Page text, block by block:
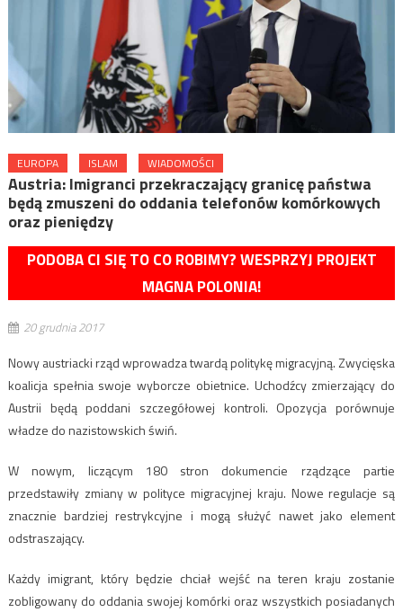
EUROPA ISLAM WIADOMOŚCI
Austria: Imigranci przekraczający granicę państwa
będą zmuszeni do oddania telefonów komórkowych
oraz pieniędzy
PODOBA CI SIĘ TO CO ROBIMY? WESPRZYJ PROJEKT
MAGNA POLONIA!
20 grudnia 2017
Nowy austriacki rząd wprowadza twardą politykę migracyjną. Zwycięska
koalicja spełnia swoje wyborcze obietnice. Uchodźcy zmierzający do
Austrii będą poddani szczegółowej kontroli. Opozycja porównuje
władze do nazistowskich świń.
W nowym, liczącym 180 stron dokumencie rządzące partie
przedstawiły zmiany w polityce migracyjnej kraju. Nowe regulacje są
znacznie bardziej restrykcyjne i mogą służyć nawet jako element
odstraszający.
Każdy imigrant, który będzie chciał wejść na teren kraju zostanie
zobligowany do oddania swojej komórki oraz wszystkich posiadanych